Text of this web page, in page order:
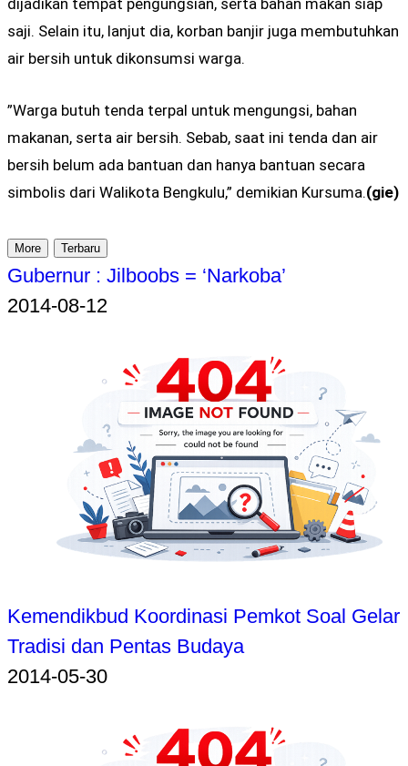
saji. Selain itu, lanjut dia, korban banjir juga membutuhkan
air bersih untuk dikonsumsi warga.
”Warga butuh tenda terpal untuk mengungsi, bahan
makanan, serta air bersih. Sebab, saat ini tenda dan air
bersih belum ada bantuan dan hanya bantuan secara
simbolis dari Walikota Bengkulu,” demikian Kursuma.(gie)
More Terbaru
Gubernur : Jilboobs = ‘Narkoba’
2014-08-12
Kemendikbud Koordinasi Pemkot Soal Gelar
Tradisi dan Pentas Budaya
2014-05-30